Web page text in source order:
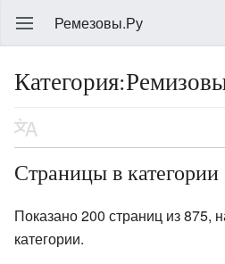
Ремезовы.Ру
Страницы в
Показано 200 страниц из 875,
категории.